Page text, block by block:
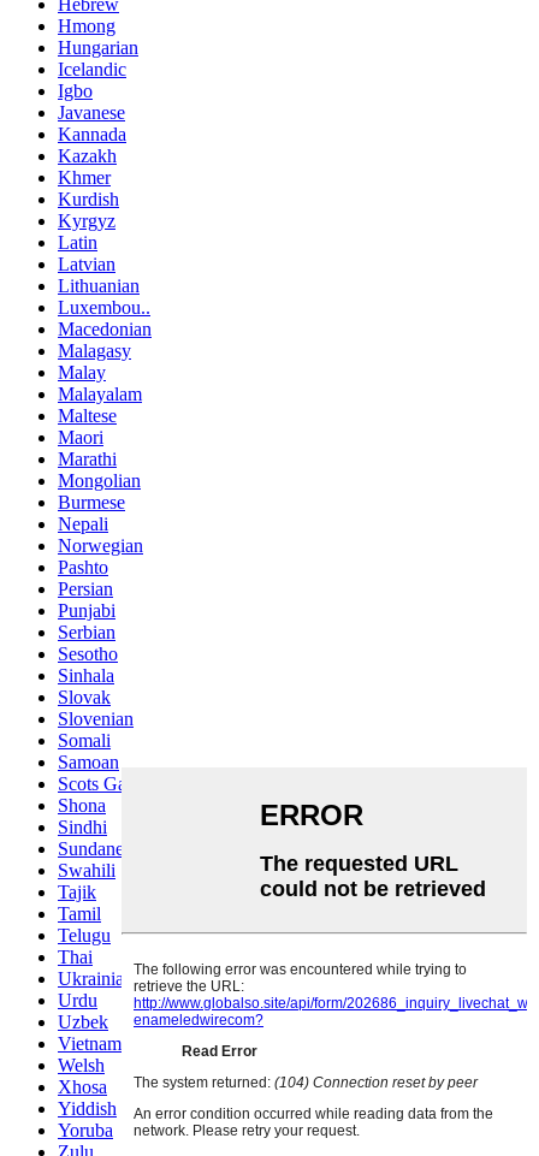
Hebrew
Hmong
Hungarian
Icelandic
Igbo
Javanese
Kannada
Kazakh
Khmer
Kurdish
Kyrgyz
Latin
Latvian
Lithuanian
Luxembou..
Macedonian
Malagasy
Malay
Malayalam
Maltese
Maori
Marathi
Mongolian
Burmese
Nepali
Norwegian
Pashto
Persian
Punjabi
Serbian
Sesotho
Sinhala
Slovak
Slovenian
Somali
Samoan
Scots Gaelic
Shona
Sindhi
Sundanese
Swahili
Tajik
Tamil
Telugu
Thai
Ukrainian
Urdu
Uzbek
Vietnamese
Welsh
Xhosa
Yiddish
Yoruba